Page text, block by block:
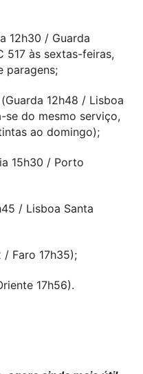
12h30 / Guarda
517 às sextas-feiras,
paragens;
12h48 / Lisboa
se do mesmo serviço,
ao domingo);
15h30 / Porto
/ Lisboa Santa
/ Faro 17h35);
17h56).